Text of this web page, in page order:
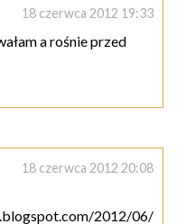
18 czerwca 2012 19:33
a rośnie przed
18 czerwca 2012 20:08
2012/06/